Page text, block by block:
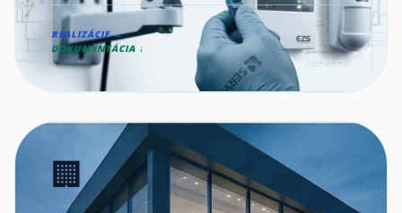
REALIZÁCIE →
DOKUMENTÁCIA ↓
🏢